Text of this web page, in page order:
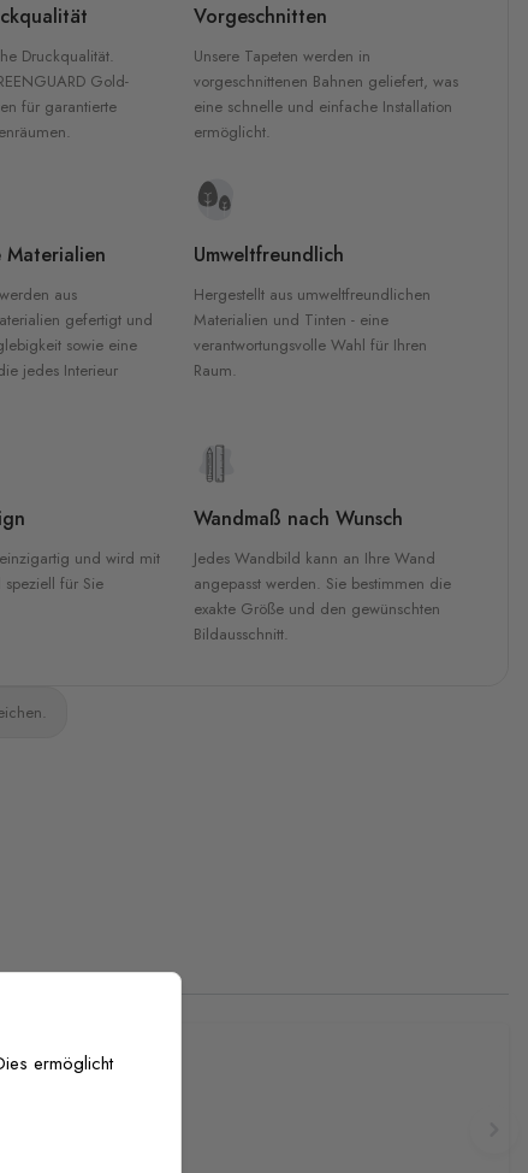
Druckqualität.
Gold-
für garantierte
Vorgeschnitten
Unsere Tapeten werden in
vorgeschnittenen Bahnen geliefert, was
eine schnelle und einfache Installation
ermöglicht.
Materialien
aus
gefertigt und
sowie eine
jedes Interieur
Umweltfreundlich
Hergestellt aus umweltfreundlichen
Materialien und Tinten - eine
verantwortungsvolle Wahl für Ihren
Raum.
und wird mit
speziell für Sie
Wandmaß nach Wunsch
Jedes Wandbild kann an Ihre Wand
angepasst werden. Sie bestimmen die
exakte Größe und den gewünschten
Bildausschnitt.
ermöglicht